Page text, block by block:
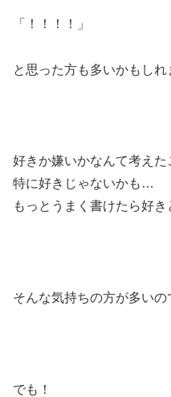
「！！！！」
と思った方も多いかもしれ
好きか嫌いかなんて考えた
特に好きじゃないかも…
もっとうまく書けたら好
そんな気持ちの方が多いの
でも！